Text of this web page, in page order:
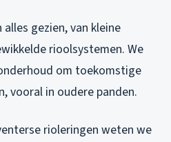
alles gezien, van kleine
rioolsystemen. We
om toekomstige
vooral in oudere panden.
rioleringen weten we